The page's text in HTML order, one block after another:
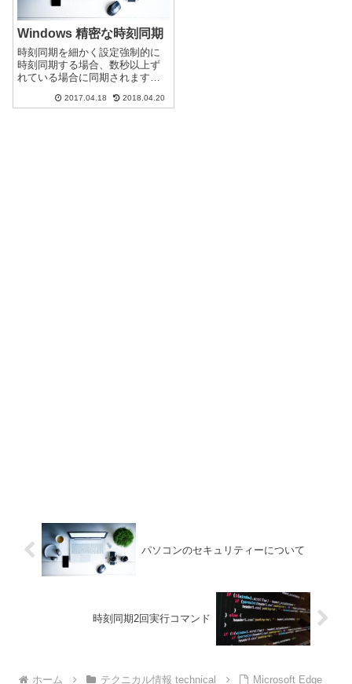
Windows 精密な時刻同期
時刻同期を細かく設定強制的に
時刻同期する場合、数秒以上ず
れている場合に同期されます。1
い設定になっているようです。
2017.04.18 2018.04.20
パソコンのセキュリティーについて
時刻同期2回実行コマンド
ホーム テクニカル情報 technical Microsoft Edge